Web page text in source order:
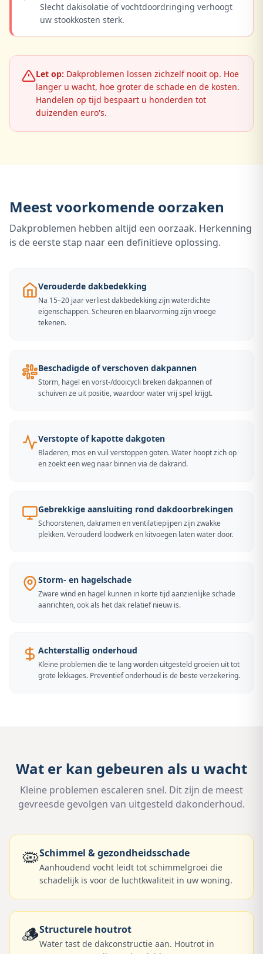
Slecht dakisolatie of vochtdoordringing verhoogt
uw stookkosten sterk.
Let op: Dakproblemen lossen zichzelf nooit op. Hoe
langer u wacht, hoe groter de schade en de kosten.
Handelen op tijd bespaart u honderden tot
duizenden euro's.
Meest voorkomende oorzaken
Dakproblemen hebben altijd een oorzaak. Herkenning
is de eerste stap naar een definitieve oplossing.
Verouderde dakbedekking
Na 15–20 jaar verliest dakbedekking zijn waterdichte
eigenschappen. Scheuren en blaarvorming zijn vroege
tekenen.
Beschadigde of verschoven dakpannen
Storm, hagel en vorst-/dooicycli breken dakpannen of
schuiven ze uit positie, waardoor water vrij spel krijgt.
Verstopte of kapotte dakgoten
Bladeren, mos en vuil verstoppen goten. Water hoopt zich op
en zoekt een weg naar binnen via de dakrand.
Gebrekkige aansluiting rond dakdoorbrekingen
Schoorstenen, dakramen en ventilatiepijpen zijn zwakke
plekken. Verouderd loodwerk en kitvoegen laten water door.
Storm- en hagelschade
Zware wind en hagel kunnen in korte tijd aanzienlijke schade
aanrichten, ook als het dak relatief nieuw is.
Achterstallig onderhoud
Kleine problemen die te lang worden uitgesteld groeien uit tot
grote lekkages. Preventief onderhoud is de beste verzekering.
Wat er kan gebeuren als u wacht
Kleine problemen escaleren snel. Dit zijn de meest
gevreesde gevolgen van uitgesteld dakonderhoud.
🦠Schimmel & gezondheidsschade
Aanhoudend vocht leidt tot schimmelgroei die
schadelijk is voor de luchtkwaliteit in uw woning.
🪵Structurele houtrot
Water tast de dakconstructie aan. Houtrot in